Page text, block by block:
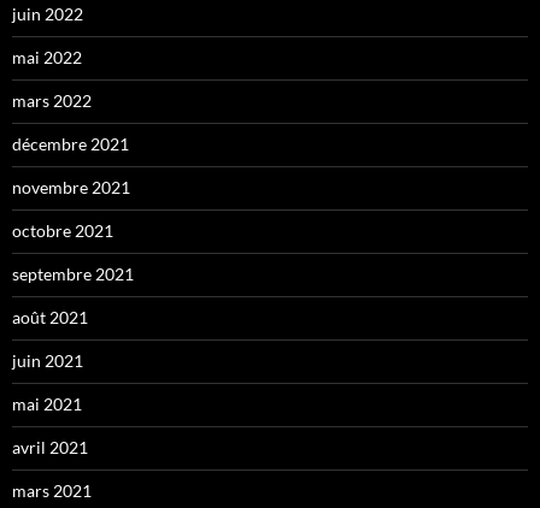
juin 2022
mai 2022
mars 2022
décembre 2021
novembre 2021
octobre 2021
septembre 2021
août 2021
juin 2021
mai 2021
avril 2021
mars 2021